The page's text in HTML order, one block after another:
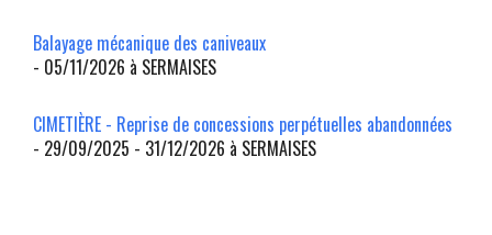
Balayage mécanique des caniveaux
- 05/11/2026 à SERMAISES
CIMETIÈRE - Reprise de concessions perpétuelles abandonnées
- 29/09/2025 - 31/12/2026 à SERMAISES